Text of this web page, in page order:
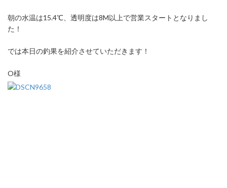
朝の水温は15.4℃、透明度は8M以上で営業スタートとなりまし
た！
では本日の釣果を紹介させていただきます！
O様